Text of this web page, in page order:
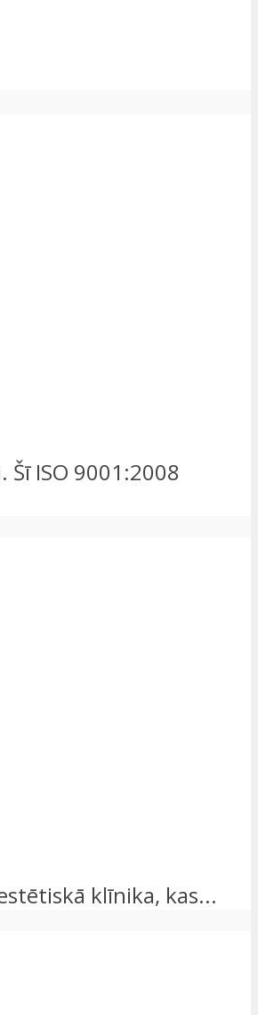
ISO 9001:2008
klīnika, kas...